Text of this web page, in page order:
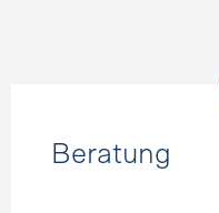
Beratung